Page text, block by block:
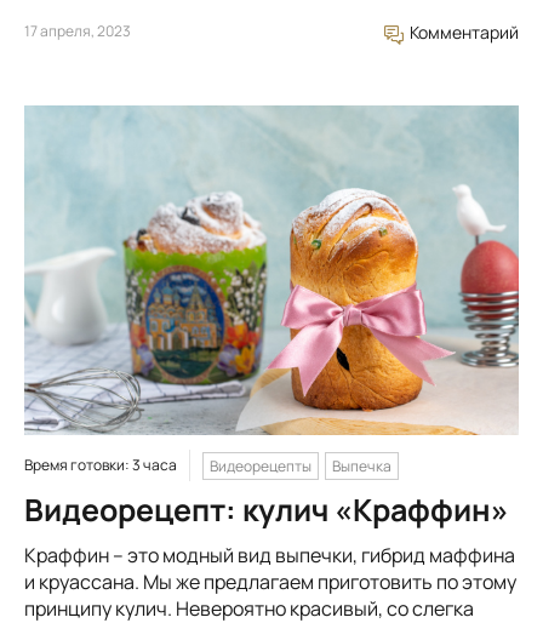
17 апреля, 2023 Комментарий
Время готовки: 3 часа Видеорецепты Выпечка
Видеорецепт: кулич «Краффин»
Краффин – это модный вид выпечки, гибрид маффина
и круассана. Мы же предлагаем приготовить по этому
принципу кулич. Невероятно красивый, со слегка